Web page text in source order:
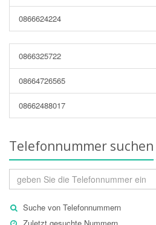
0866624224
0866325722
08664726565
08662488017
Telefonnummer suchen
Suche von Telefonnummern